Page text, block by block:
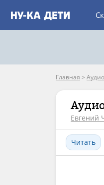
Главная >
Евгений
Читать